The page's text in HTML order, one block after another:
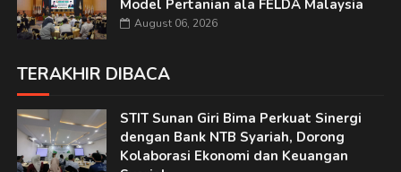
Model Pertanian ala FELDA Malaysia
August 06, 2026
TERAKHIR DIBACA
STIT Sunan Giri Bima Perkuat Sinergi
dengan Bank NTB Syariah, Dorong
Kolaborasi Ekonomi dan Keuangan